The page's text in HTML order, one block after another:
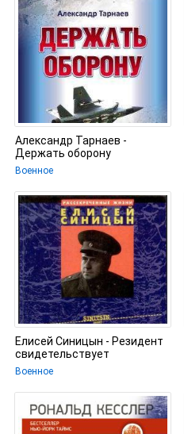
Александр Тарнаев -
Держать оборону
Военное
Елисей Синицын - Резидент
свидетельствует
Военное